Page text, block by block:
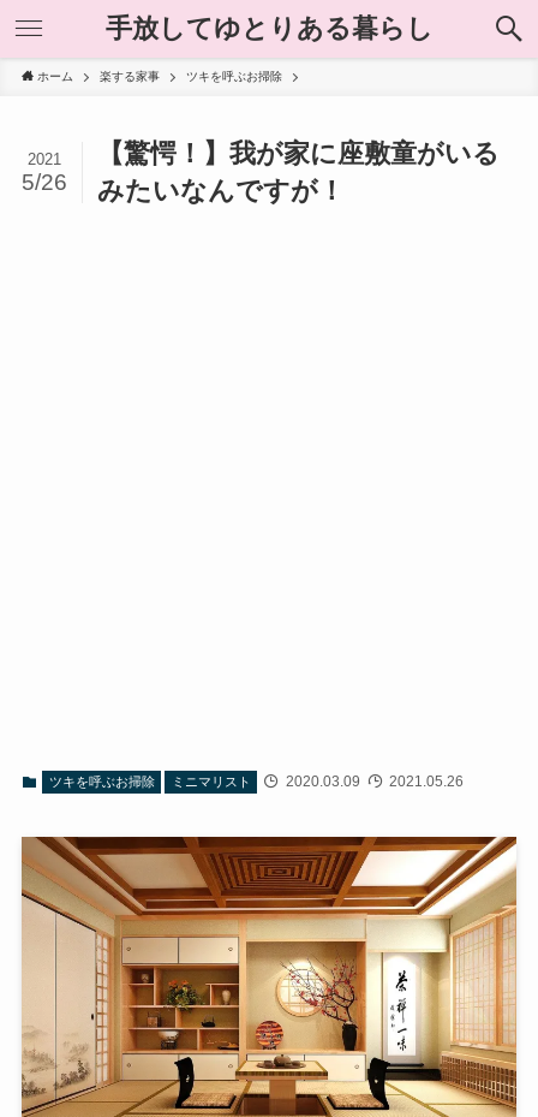
手放してゆとりある暮らし
ホーム 楽する家事 ツキを呼ぶお掃除
【驚愕！】我が家に座敷童がいる
みたいなんですが！
2021
5/26
ツキを呼ぶお掃除 ミニマリスト 2020.03.09 2021.05.26